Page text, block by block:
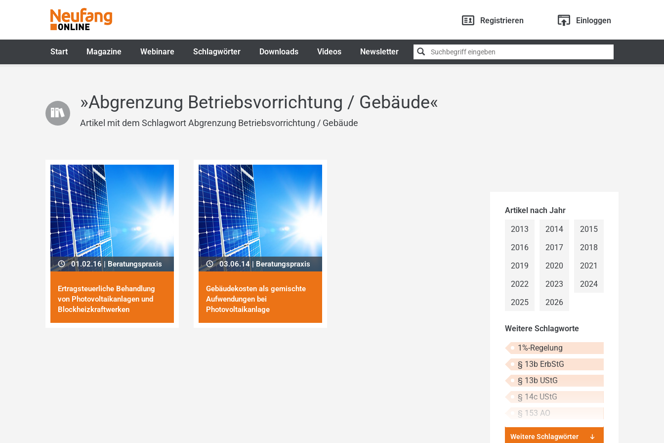
Registrieren Einloggen
Start Magazine Webinare Schlagwörter Downloads Videos Newsletter S
»Abgrenzung Betriebsvorrichtung / Gebäude«
Artikel mit dem Schlagwort Abgrenzung Betriebsvorrichtung / Gebäude
01.02.16 | Beratungspraxis
Ertragsteuerliche Behandlung
von Photo­vol­taik­anlagen und
Blockheizkraftwerken
03.06.14 | Beratungspraxis
Gebäudekosten als gemischte
Aufwendungen bei
Photovoltaikanlage
Artikel nach Jahr
2013
2014
2015
2016
2017
2018
2019
2020
2021
2022
2023
2024
2025
2026
Weitere Schlagworte
1%-Regelung
§ 13b ErbStG
§ 13b UStG
§ 14c UStG
§ 153 AO
Weitere Schlagwörter